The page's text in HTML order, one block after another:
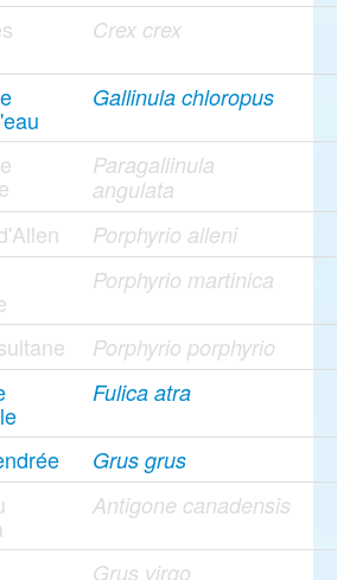
Crex crex
Gallinula chloropus
Paragallinula
angulata
Porphyrio alleni
Porphyrio martinica
Porphyrio porphyrio
Fulica atra
Grus grus
Antigone canadensis
Grus virgo